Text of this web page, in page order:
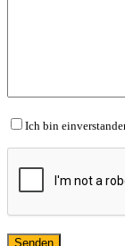
Ich bin